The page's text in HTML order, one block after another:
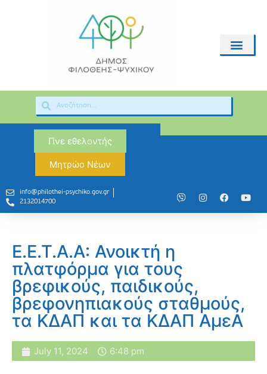
Γίνε εθελοντής
Μητρώο Νέων
info@philothei-psychiko.gov.gr
2132014700
Ε.Ε.Τ.Α.Α: Ανοικτή η
πλατφόρμα για τους
βρεφικούς, παιδικούς,
βρεφονηπιακούς σταθμούς,
τα ΚΔΑΠ και τα ΚΔΑΠ ΑμεΑ
July 11, 2024 6:48 pm